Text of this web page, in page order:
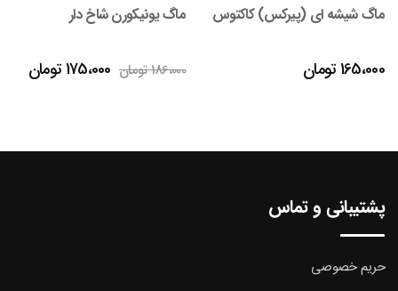
ماگ شیشه ای (پیرکس) کاکتوس
165،000تومان
ماگ یونیکورن شاخ دار
186،000تومان قیمت
175،000تومان
پشتیبانی و تماس
حریم خصوصی